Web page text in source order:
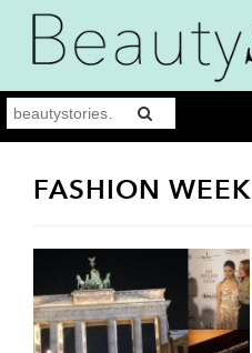
FASHION WEEK